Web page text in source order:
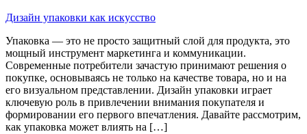
Дизайн упаковки как искусство
Упаковка — это не просто защитный слой для продукта, это
мощный инструмент маркетинга и коммуникации.
Современные потребители зачастую принимают решения о
покупке, основываясь не только на качестве товара, но и на
его визуальном представлении. Дизайн упаковки играет
ключевую роль в привлечении внимания покупателя и
формировании его первого впечатления. Давайте рассмотрим,
как упаковка может влиять на […]